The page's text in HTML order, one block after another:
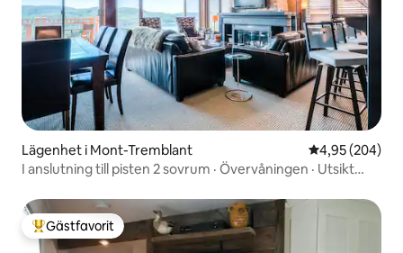
Lägenhet i Mont-Tremblant 4,95 av 5 i
4,95 (204)
I anslutning till pisten 2 sovrum · Övervåningen · Utsikt
Populär gästfavorit
Gästfavorit